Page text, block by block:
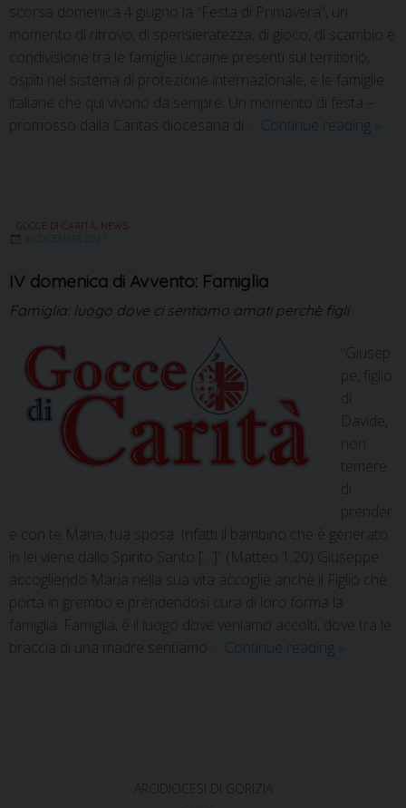
scorsa domenica 4 giugno la “Festa di Primavera”, un
momento di ritrovo, di spensieratezza, di gioco, di scambio e
condivisione tra le famiglie ucraine presenti sul territorio,
ospiti nel sistema di protezione internazionale, e le famiglie
italiane che qui vivono da sempre. Un momento di festa –
promosso dalla Caritas diocesana di … Continue reading »
GOCCE DI CARITÀ NEWS
30 DICEMBRE 2021
IV domenica di Avvento: Famiglia
Famiglia: luogo dove ci sentiamo amati perchè figli
“Giusep
pe, figlio
di
Davide,
non
temere
di
prender
e con te Maria, tua sposa. Infatti il bambino che è generato
in lei viene dallo Spirito Santo […]” (Matteo 1,20) Giuseppe
accogliendo Maria nella sua vita accoglie anche il Figlio che
porta in grembo e prendendosi cura di loro forma la
famiglia. Famiglia, è il luogo dove veniamo accolti, dove tra le
braccia di una madre sentiamo … Continue reading »
ARCIDIOCESI DI GORIZIA